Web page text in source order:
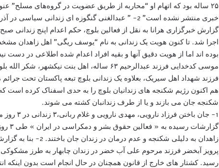
۲۵ ساله بود که اتهام او “محاربه از طریق عضویت در گروه‌های مسلح”
گزارش خبرگزاری هرانا به نقل از فعالین بلوچ، حکم اعدام اپنج زندانی
اجرا شد. تا کنون هویت یک زندانی به نام “یوسف ریگی” اهل زاهدان
موسی کدخدایی فرزند عبدالرحیم ۶۳ ساله، اهل بنت
فرزند شهداد اهل سیریک، بعلاوه یک زندانی بلوچ تبعه پاکستان تحت
هم اکنون رژیم شکنجه های زندانیان بلوچ را به حدى اسفناک کرده است که
شکنجه جان می بازند و یا از طرف زندانبان کشته می شوند.
1- جان
زاهدان به دلیلی شکنجه و
پرویز آبخضر فرزند مرحوم علی آب خضر در زندان چابهار به طرز
رسید. کشتار های خارج از قانون همچنان در حال انجام است بدون اینکه